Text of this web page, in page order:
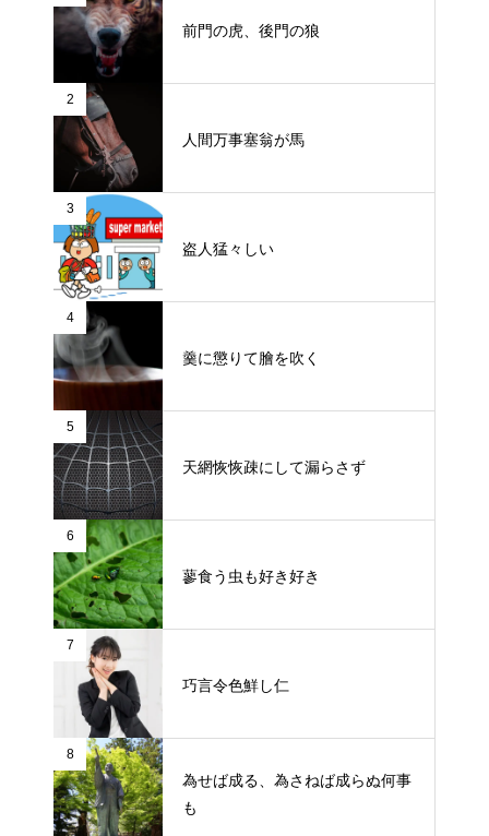
前門の虎、後門の狼
2
人間万事塞翁が馬
3
盗人猛々しい
4
羹に懲りて膾を吹く
5
天網恢恢疎にして漏らさず
6
蓼食う虫も好き好き
7
巧言令色鮮し仁
8
為せば成る、為さねば成らぬ何事
も